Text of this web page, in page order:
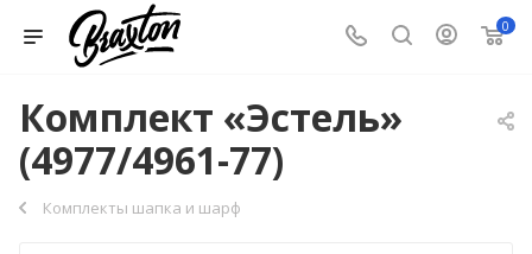
0
Комплект «Эстель»
(4977/4961-77)
Комплекты шапка и шарф